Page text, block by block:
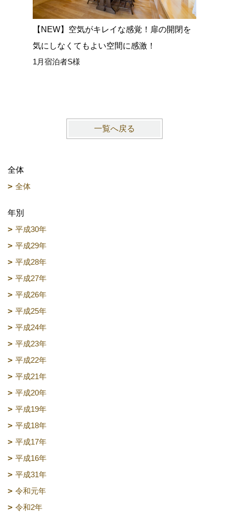
【NEW】空気がキレイな感覚！扉の開閉を
気にしなくてもよい空間に感激！
1月宿泊者S様
一覧へ戻る
全体
全体
年別
平成30年
平成29年
平成28年
平成27年
平成26年
平成25年
平成24年
平成23年
平成22年
平成21年
平成20年
平成19年
平成18年
平成17年
平成16年
平成31年
令和元年
令和2年